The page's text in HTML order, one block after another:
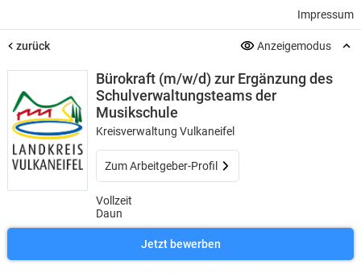
Impressum
zurück Anzeigemodus
Bürokraft (m/w/d) zur Ergänzung des
Schulverwaltungsteams der
Musikschule
Kreisverwaltung Vulkaneifel
Zum Arbeitgeber-Profil
Vollzeit
Daun
Jetzt bewerben